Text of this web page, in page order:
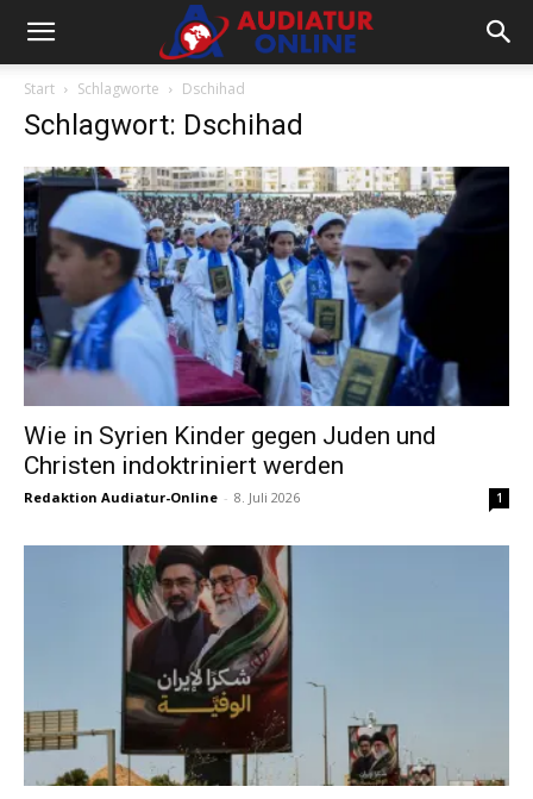
Start Schlagworte Dschihad
Schlagwort: Dschihad
Wie in Syrien Kinder gegen Juden und
Christen indoktriniert werden
Redaktion Audiatur-Online - 8. Juli 2026 1